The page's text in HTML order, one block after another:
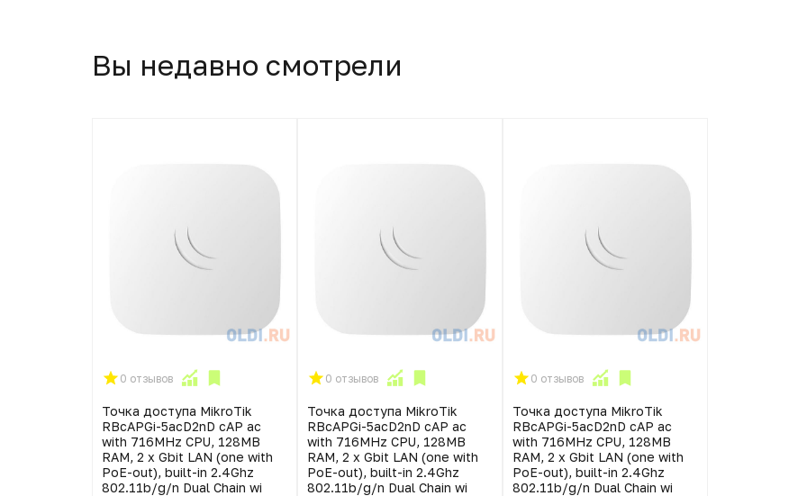
Вы недавно смотрели
0 отзывов
Точка доступа MikroTik
RBcAPGi-5acD2nD cAP ac
with 716MHz CPU, 128MB
RAM, 2 x Gbit LAN (one with
PoE-out), built-in 2.4Ghz
802.11b/g/n Dual Chain wi
0 отзывов
Точка доступа MikroTik
RBcAPGi-5acD2nD cAP ac
with 716MHz CPU, 128MB
RAM, 2 x Gbit LAN (one with
PoE-out), built-in 2.4Ghz
802.11b/g/n Dual Chain wi
0 отзывов
Точка доступа MikroTik
RBcAPGi-5acD2nD cAP ac
with 716MHz CPU, 128MB
RAM, 2 x Gbit LAN (one with
PoE-out), built-in 2.4Ghz
802.11b/g/n Dual Chain wi